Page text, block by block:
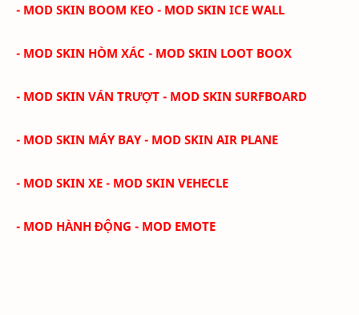
- MOD SKIN BOOM KEO - MOD SKIN ICE WALL
- MOD SKIN HÒM XÁC - MOD SKIN LOOT BOOX
- MOD SKIN VÁN TRƯỢT - MOD SKIN SURFBOARD
- MOD SKIN MÁY BAY - MOD SKIN AIR PLANE
- MOD SKIN XE - MOD SKIN VEHECLE
- MOD HÀNH ĐỘNG - MOD EMOTE